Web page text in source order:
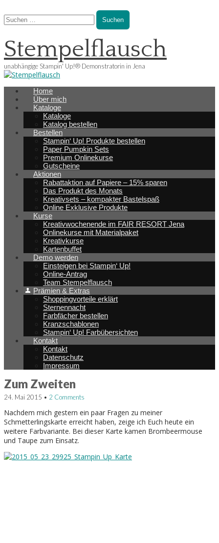
nach:
Stempelflausch
unabhängige Stampin' Up!® Demonstratorin in Jena
Main
menu
Skip
content
Home
Über mich
Kataloge
Kataloge
Katalog bestellen
Bestellen
Stampin‘ Up! Produkte bestellen
Paper Pumpkin Sets
Premium Onlinekurse
Gutscheine
Aktionen
Rabattaktion auf Papiere – 15% sparen
Das Produkt des Monats
Kreativsets – kompakter Bastelspaß
Online Exklusive Produkte
Kurse
Kreativwochenende im FAIR RESORT Jena
Onlinekurse mit Materialpaket
Kreativkurse
Kartenbuffet
Demo werden
Einsteigen bei Stampin‘ Up!
Online-Antrag
Team Stempelflausch
Prämien & Extras
Shoppingvorteile erklärt
Sternennacht
Farbfächer bestellen
Kranzschablonen
Stampin‘ Up! Farbübersichten
Kontakt
Kontakt
Datenschutz
Impressum
Zum Zweiten
24. Mai 2015 • 2 Comments
Nachdem mich gestern ein paar Fragen zu meiner
Schmetterlingskarte erreicht haben, zeige ich Euch heute ein
weitere Farbvariante. Bei dieser Karte kamen Brombeermouse
und Taupe zum Einsatz.
Post
navigation